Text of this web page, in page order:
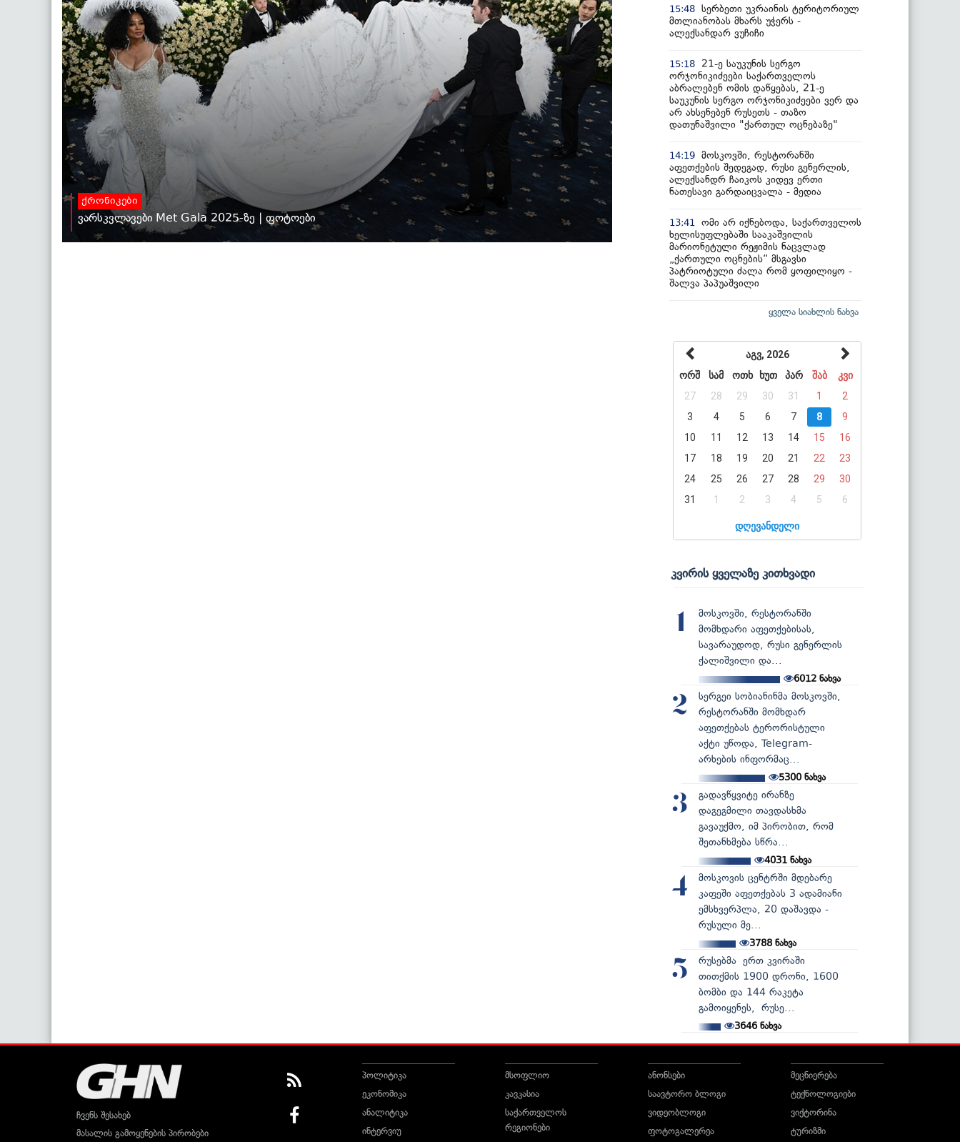
ქრონიკები
ვარსკვლავები Met Gala 2025-ზე | ფოტოები
15:48 სერბეთი უკრაინის ტერიტორიულ
მთლიანობას მხარს უჭერს -
ალექსანდარ ვუჩიჩი
15:18
21-ე საუკუნის სერგო
ორჯონიკიძეები საქართველოს
აბრალებენ ომის დაწყებას, 21-ე
საუკუნის სერგო ორჯონიკიძეები ვერ და
არ ახსენებენ რუსეთს - თაზო
დათუნაშვილი "ქართულ ოცნებაზე"
14:19 მოსკოვში, რესტორანში
აფეთქების შედეგად, რუსი გენერლის,
ალექსანდრ ჩაიკოს კიდევ ერთი
ნათესავი გარდაიცვალა - მედია
13:41
ომი არ იქნებოდა, საქართველოს
ხელისუფლებაში სააკაშვილის
მარიონეტული რეჟიმის ნაცვლად
„ქართული ოცნების“ მსგავსი
პატრიოტული ძალა რომ ყოფილიყო -
შალვა პაპუაშვილი
ყველა სიახლის ნახვა
აგვ, 2026
ორშ
სამ ოთხ ხუთ პარ შაბ
კვი
27
28 29 30 31 1
2
3
4 5 6 7 8
9
10
11 12 13 14 15
16
17
18 19 20 21 22
23
24
25 26 27 28 29
30
31
1 2 3 4 5 6
დღევანდელი
კვირის ყველაზე კითხვადი
1
მოსკოვში, რესტორანში
მომხდარი აფეთქებისას,
სავარაუდოდ, რუსი გენერლის
ქალიშვილი და...
6012 ნახვა
2
სერგეი სობიანინმა მოსკოვში,
რესტორანში მომხდარ
აფეთქებას ტერორისტული
აქტი უწოდა, Telegram-
არხების ინფორმაც...
5300ნახვა
3
გადავწყვიტე ირანზე
დაგეგმილი თავდასხმა
გავაუქმო, იმ პირობით, რომ
შეთანხმება სწრა...
4031ნახვა
4
მოსკოვის ცენტრში მდებარე
კაფეში აფეთქებას 3 ადამიანი
ემსხვერპლა, 20 დაშავდა -
რუსული მე...
3788ნახვა
5
რუსებმა ერთ კვირაში
თითქმის 1900 დრონი, 1600
ბომბი და 144 რაკეტა
გამოიყენეს, რუსე...
3646ნახვა
ჩვენს შესახებ
მასალის გამოყენების პირობები
პოლიტიკა
ეკონომიკა
ანალიტიკა
ინტერვიუ
მსოფლიო
კავკასია
საქართველოს
რეგიონები
ანონსები
საავტორო ბლოგი
ვიდეობლოგი
ფოტოგალერეა
მეცნიერება
ტექნოლოგიები
ვიქტორინა
ტურიზმი